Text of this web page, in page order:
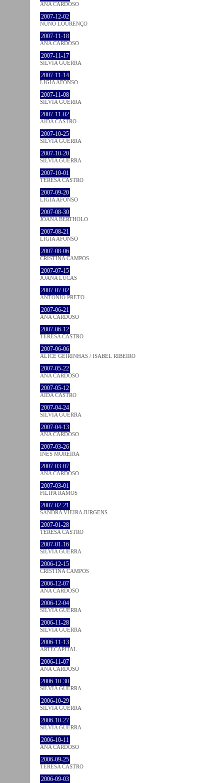
ANA CARDOSO
2007-12-02
NUNO LOURENÇO
2007-11-18
ANA CARDOSO
2007-11-17
SÍLVIA GUERRA
2007-11-14
LÍGIA AFONSO
2007-11-08
SÍLVIA GUERRA
2007-11-02
AIDA CASTRO
2007-10-25
SÍLVIA GUERRA
2007-10-20
SÍLVIA GUERRA
2007-10-01
TERESA CASTRO
2007-09-20
LÍGIA AFONSO
2007-08-30
JOANA BÉRTHOLO
2007-08-21
LÍGIA AFONSO
2007-08-06
CRISTINA CAMPOS
2007-07-15
JOANA LUCAS
2007-07-02
ANTÓNIO PRETO
2007-06-21
ANA CARDOSO
2007-06-12
TERESA CASTRO
2007-06-06
ALICE GEIRINHAS / ISABEL RIBEIRO
2007-05-22
ANA CARDOSO
2007-05-12
AIDA CASTRO
2007-04-24
SÍLVIA GUERRA
2007-04-13
ANA CARDOSO
2007-03-26
INÊS MOREIRA
2007-03-07
ANA CARDOSO
2007-03-01
FILIPA RAMOS
2007-02-21
SANDRA VIEIRA JURGENS
2007-01-28
TERESA CASTRO
2007-01-16
SÍLVIA GUERRA
2006-12-15
CRISTINA CAMPOS
2006-12-07
ANA CARDOSO
2006-12-04
SÍLVIA GUERRA
2006-11-28
SÍLVIA GUERRA
2006-11-13
ARTECAPITAL
2006-11-07
ANA CARDOSO
2006-10-30
SÍLVIA GUERRA
2006-10-29
SÍLVIA GUERRA
2006-10-27
SÍLVIA GUERRA
2006-10-11
ANA CARDOSO
2006-09-25
TERESA CASTRO
2006-09-03